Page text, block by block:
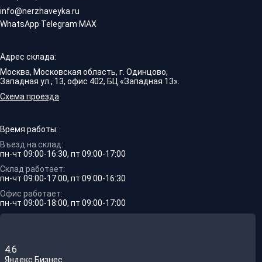
info@nerzhaveyka.ru
WhatsApp·Telegram·MAX
Адрес склада:
Москва, Московская область, г. Одинцово,
Западная ул., 13, офис 402, БЦ «Западная 13».
Схема проезда
Время работы:
Въезд на склад:
пн-чт 09:00-16:30, пт 09:00-17:00
Склад работает:
пн-чт 09:00-17:00, пт 09:00-16:30
Офис работает:
пн-чт 09:00-18:00, пт 09:00-17:00
4.6
Яндекс.Бизнес